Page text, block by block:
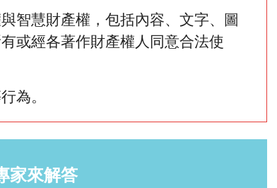
智慧財產權，包括內容、文字、圖
或經各著作財產權人同意合法使
為。
家來解答